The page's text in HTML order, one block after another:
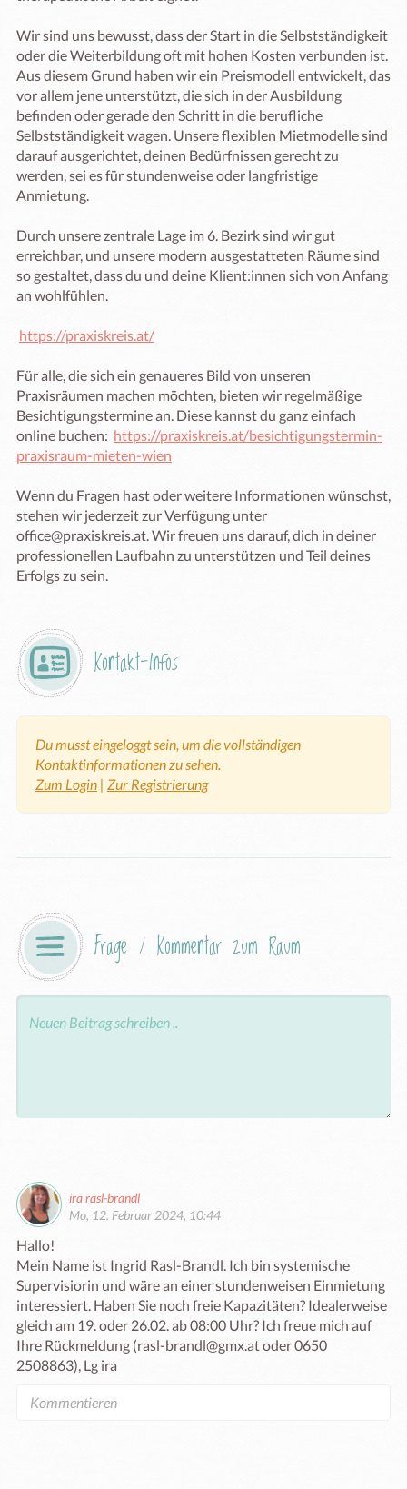
Wir sind uns bewusst, dass der Start in die Selbstständigkeit
oder die Weiterbildung oft mit hohen Kosten verbunden ist.
Aus diesem Grund haben wir ein Preismodell entwickelt, das
vor allem jene unterstützt, die sich in der Ausbildung
befinden oder gerade den Schritt in die berufliche
Selbstständigkeit wagen. Unsere flexiblen Mietmodelle sind
darauf ausgerichtet, deinen Bedürfnissen gerecht zu
werden, sei es für stundenweise oder langfristige
Anmietung.
Durch unsere zentrale Lage im 6. Bezirk sind wir gut
erreichbar, und unsere modern ausgestatteten Räume sind
so gestaltet, dass du und deine Klient:innen sich von Anfang
an wohlfühlen.
https://praxiskreis.at/
Für alle, die sich ein genaueres Bild von unseren
Praxisräumen machen möchten, bieten wir regelmäßige
Besichtigungstermine an. Diese kannst du ganz einfach
online buchen: https://praxiskreis.at/besichtigungstermin-
praxisraum-mieten-wien
Wenn du Fragen hast oder weitere Informationen wünschst,
stehen wir jederzeit zur Verfügung unter
office@praxiskreis.at. Wir freuen uns darauf, dich in deiner
professionellen Laufbahn zu unterstützen und Teil deines
Erfolgs zu sein.
Kontakt-Infos
Du musst eingeloggt sein, um die vollständigen
Kontaktinformationen zu sehen.
Zum Login | Zur Registrierung
Frage / Kommentar zum Raum
ira rasl-brandl
Mo, 12. Februar 2024, 10:44
Hallo!
Mein Name ist Ingrid Rasl-Brandl. Ich bin systemische
Supervisiorin und wäre an einer stundenweisen Einmietung
interessiert. Haben Sie noch freie Kapazitäten? Idealerweise
gleich am 19. oder 26.02. ab 08:00 Uhr? Ich freue mich auf
Ihre Rückmeldung (rasl-brandl@gmx.at oder 0650
2508863), Lg ira